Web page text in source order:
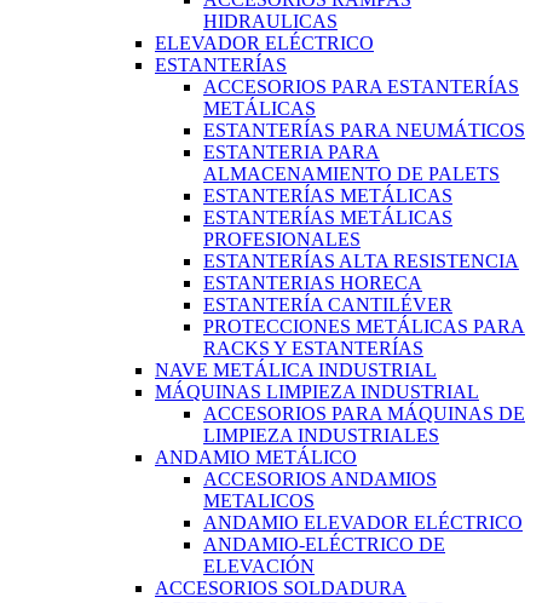
HIDRAULICAS
ELEVADOR ELÉCTRICO
ESTANTERÍAS
ACCESORIOS PARA ESTANTERÍAS
METÁLICAS
ESTANTERÍAS PARA NEUMÁTICOS
ESTANTERIA PARA
ALMACENAMIENTO DE PALETS
ESTANTERÍAS METÁLICAS
ESTANTERÍAS METÁLICAS
PROFESIONALES
ESTANTERÍAS ALTA RESISTENCIA
ESTANTERIAS HORECA
ESTANTERÍA CANTILÉVER
PROTECCIONES METÁLICAS PARA
RACKS Y ESTANTERÍAS
NAVE METÁLICA INDUSTRIAL
MÁQUINAS LIMPIEZA INDUSTRIAL
ACCESORIOS PARA MÁQUINAS DE
LIMPIEZA INDUSTRIALES
ANDAMIO METÁLICO
ACCESORIOS ANDAMIOS
METALICOS
ANDAMIO ELEVADOR ELÉCTRICO
ANDAMIO-ELÉCTRICO DE
ELEVACIÓN
ACCESORIOS SOLDADURA